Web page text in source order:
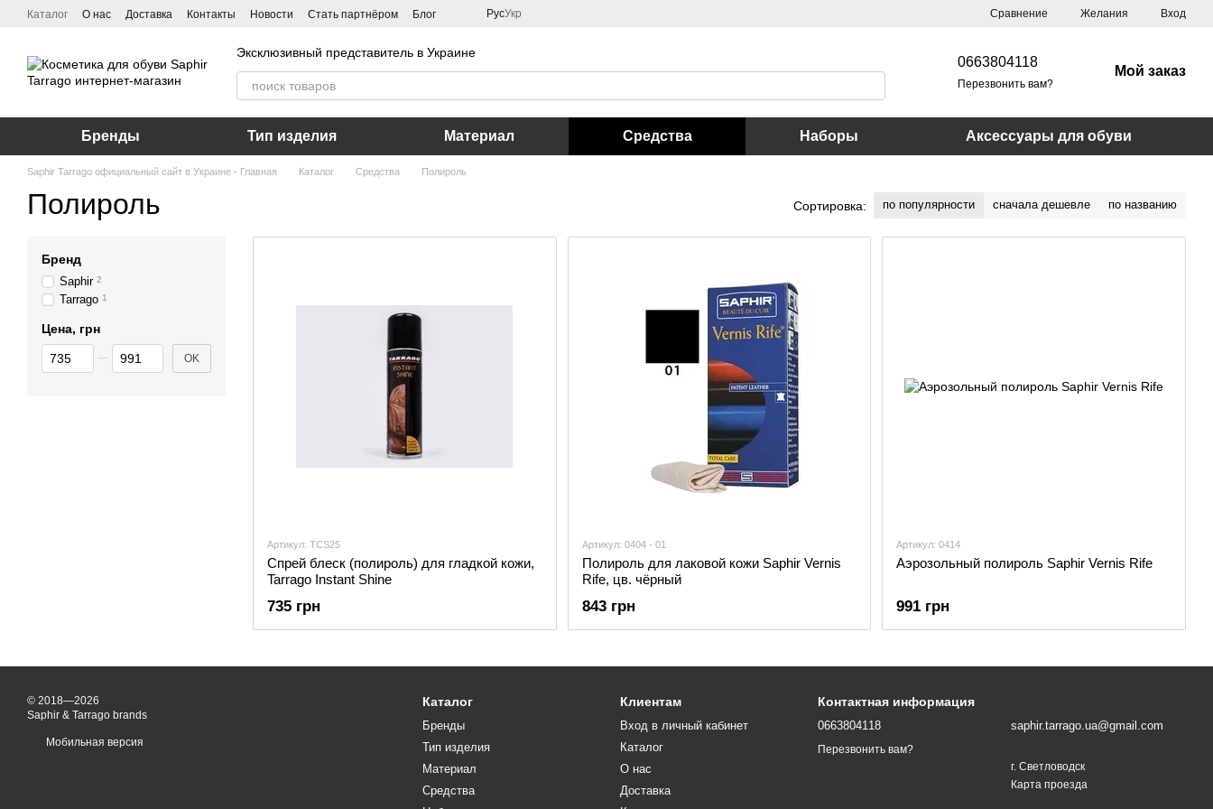
Перейти к основному контенту
Каталог О нас Доставка Контакты Новости Стать партнёром Блог РусУкр Сравнение Желания Вход
Эксклюзивный представитель в Украине
0663804118
Перезвонить вам?
Мой заказ
Бренды Тип изделия Материал Средства Наборы Аксессуары для обуви
Saphir Tarrago официальный сайт в Украине - Главная Каталог Средства Полироль
Полироль Сортировка: по популярности сначала дешевле по названию
Артикул: TCS25
Спрей блеск (полироль) для гладкой кожи,
Tarrago Instant Shine
735 грн
Артикул: 0404 - 01
Полироль для лаковой кожи Saphir Vernis
Rife, цв. чёрный
843 грн
Артикул: 0414
Аэрозольный полироль Saphir Vernis Rife
991 грн
Бренд
Saphir 2
Tarrago 1
Цена, грн
От Цена, грн
До Цена, грн OK
© 2018—2026
Saphir & Tarrago brands
Мобильная версия
Каталог
Бренды
Тип изделия
Материал
Средства
Клиентам
Вход в личный кабинет
Каталог
О нас
Доставка
Контактная информация
0663804118
Перезвонить вам?
saphir.tarrago.ua@gmail.com
г. Светловодск
Карта проезда